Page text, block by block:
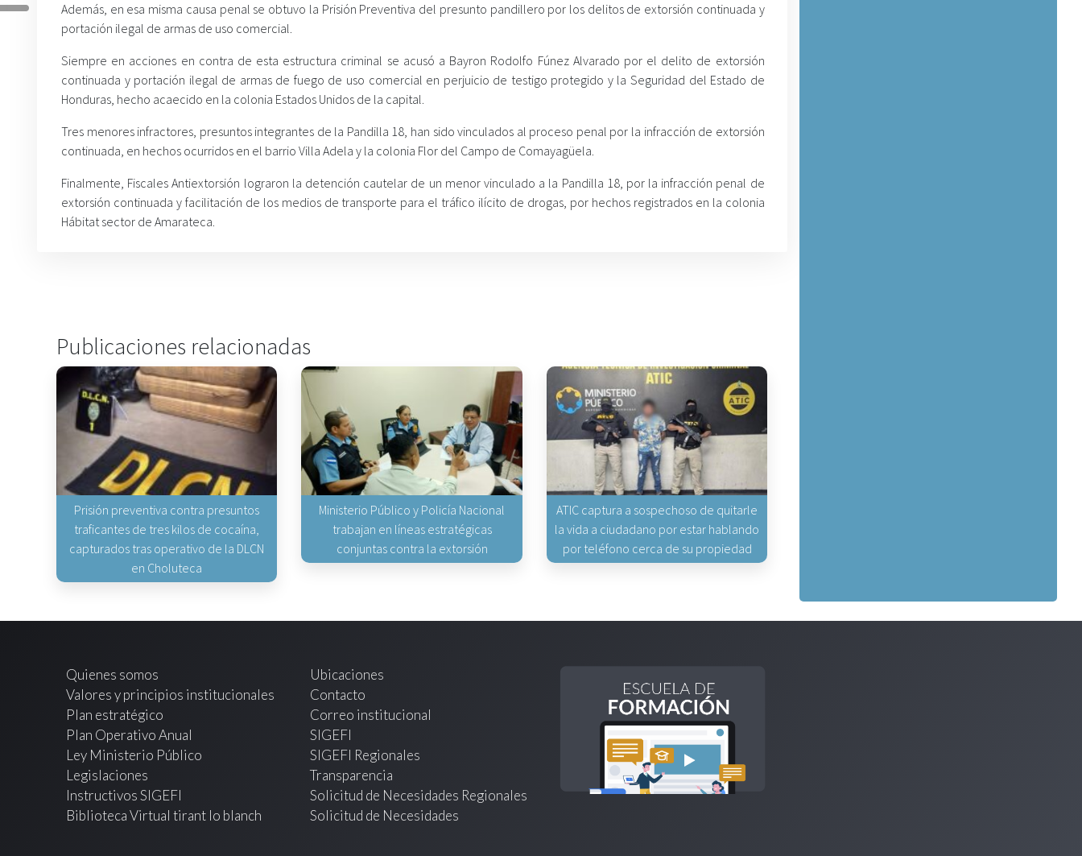
Además, en esa misma causa penal se obtuvo la Prisión Preventiva del presunto pandillero por los delitos de extorsión continuada y
portación ilegal de armas de uso comercial.
Siempre en acciones en contra de esta estructura criminal se acusó a Bayron Rodolfo Fúnez Alvarado por el delito de extorsión
continuada y portación ilegal de armas de fuego de uso comercial en perjuicio de testigo protegido y la Seguridad del Estado de
Honduras, hecho acaecido en la colonia Estados Unidos de la capital.
Tres menores infractores, presuntos integrantes de la Pandilla 18, han sido vinculados al proceso penal por la infracción de extorsión
continuada, en hechos ocurridos en el barrio Villa Adela y la colonia Flor del Campo de Comayagüela.
Finalmente, Fiscales Antiextorsión lograron la detención cautelar de un menor vinculado a la Pandilla 18, por la infracción penal de
extorsión continuada y facilitación de los medios de transporte para el tráfico ilícito de drogas, por hechos registrados en la colonia
Hábitat sector de Amarateca.
Publicaciones relacionadas
Prisión preventiva contra presuntos
traficantes de tres kilos de cocaína,
capturados tras operativo de la DLCN
en Choluteca
Ministerio Público y Policía Nacional
trabajan en líneas estratégicas
conjuntas contra la extorsión
ATIC captura a sospechoso de quitarle
la vida a ciudadano por estar hablando
por teléfono cerca de su propiedad
Quienes somos
Valores y principios institucionales
Plan estratégico
Plan Operativo Anual
Ley Ministerio Público
Legislaciones
Instructivos SIGEFI
Biblioteca Virtual tirant lo blanch
Ubicaciones
Contacto
Correo institucional
SIGEFI
SIGEFI Regionales
Transparencia
Solicitud de Necesidades Regionales
Solicitud de Necesidades